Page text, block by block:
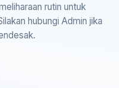
rutin untuk
hubungi Admin jika